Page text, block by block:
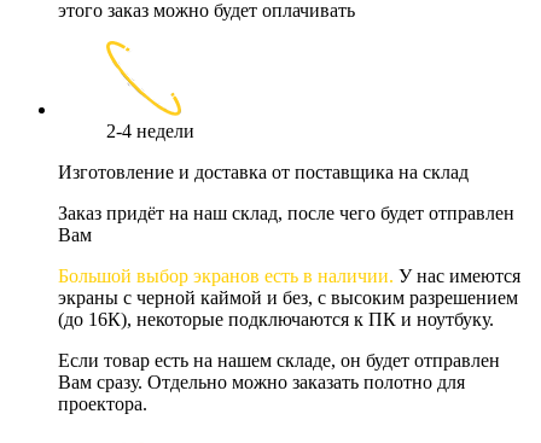
этого заказ можно будет оплачивать
2-4 недели
Изготовление и доставка от поставщика на склад
Заказ придёт на наш склад, после чего будет отправлен
Вам
Большой выбор экранов есть в наличии. У нас имеются
экраны с черной каймой и без, с высоким разрешением
(до 16К), некоторые подключаются к ПК и ноутбуку.
Если товар есть на нашем складе, он будет отправлен
Вам сразу. Отдельно можно заказать полотно для
проектора.